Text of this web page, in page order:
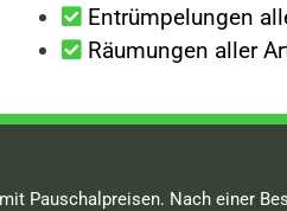
Entrümpelungen
Räumungen aller
Pauschalpreisen. Nach einer